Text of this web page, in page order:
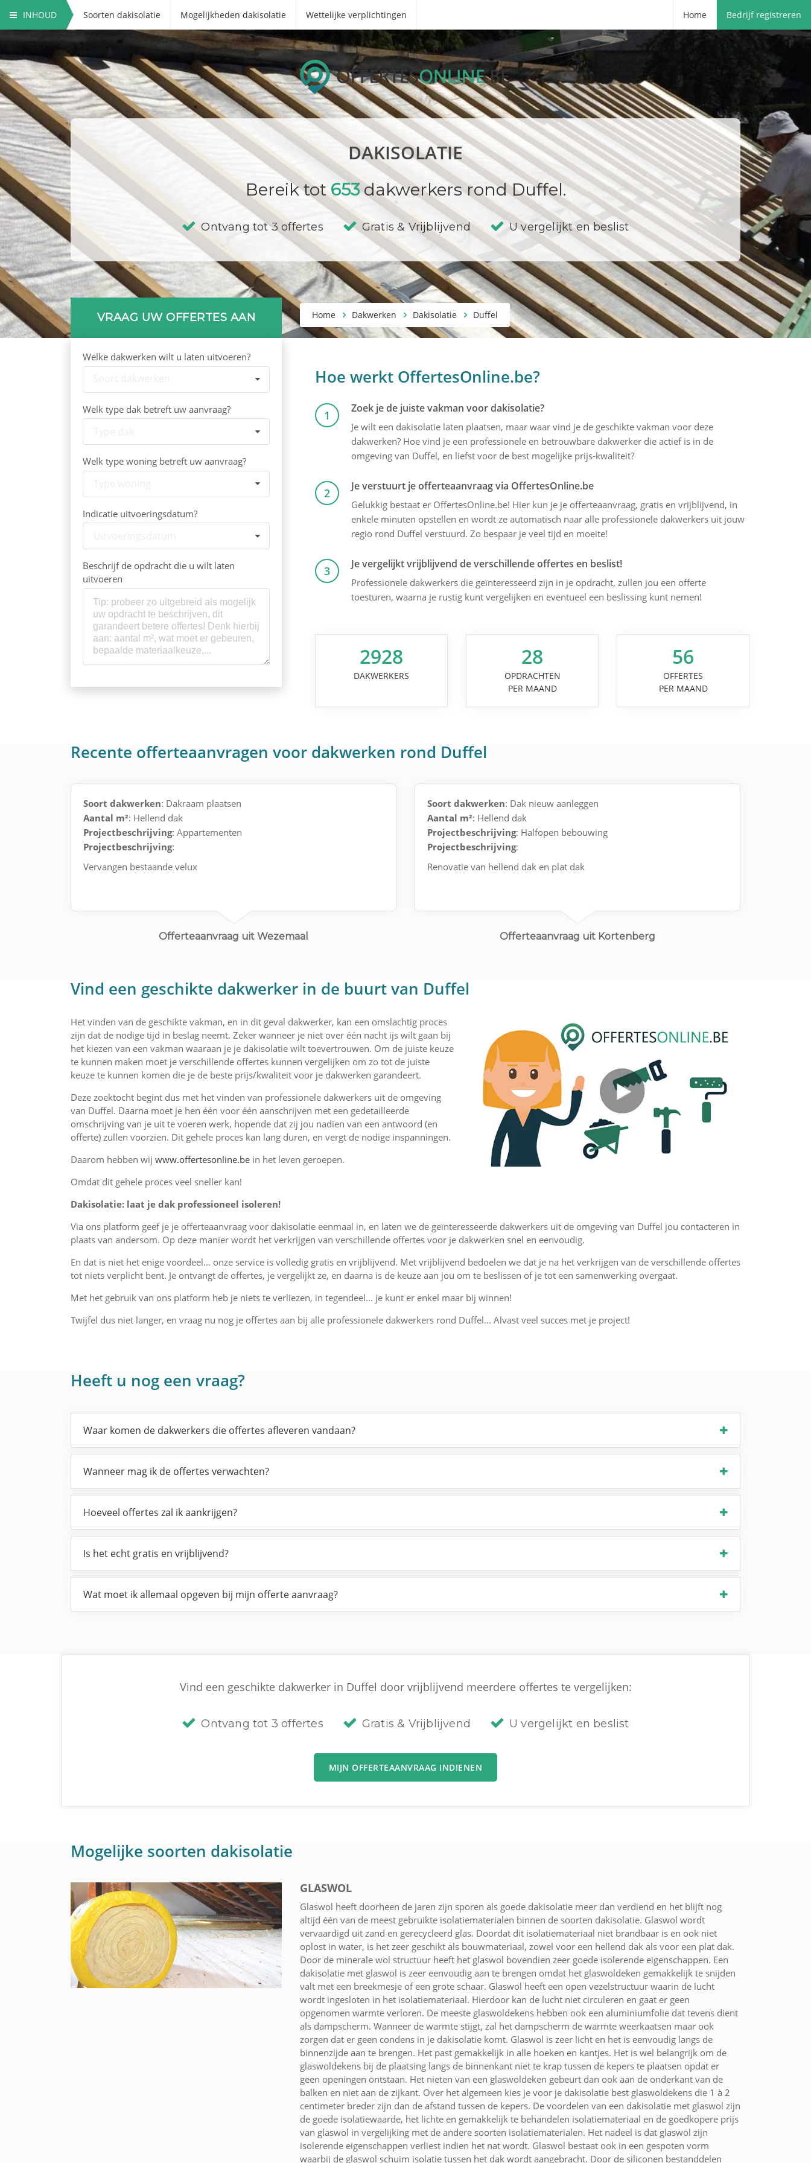
INHOUD Soorten dakisolatie Mogelijkheden dakisolatie Wettelijke verplichtingen Home Bedrijf registreren
DAKISOLATIE
Bereik tot653dakwerkers rond Duffel.
Ontvang tot 3 offertes Gratis & Vrijblijvend U vergelijkt en beslist
Home Dakwerken Dakisolatie Duffel
VRAAG UW OFFERTES AAN
Welke dakwerken wilt u laten uitvoeren?
Welk type dak betreft uw aanvraag?
Welk type woning betreft uw aanvraag?
Indicatie uitvoeringsdatum?
Beschrijf de opdracht die u wilt laten
uitvoeren
Hoe werkt OffertesOnline.be?
1 Zoek je de juiste vakman voor dakisolatie?
Je wilt een dakisolatie laten plaatsen, maar waar vind je de geschikte vakman voor deze
dakwerken? Hoe vind je een professionele en betrouwbare dakwerker die actief is in de
omgeving van Duffel, en liefst voor de best mogelijke prijs-kwaliteit?
2 Je verstuurt je offerteaanvraag via OffertesOnline.be
Gelukkig bestaat er OffertesOnline.be! Hier kun je je offerteaanvraag, gratis en vrijblijvend, in
enkele minuten opstellen en wordt ze automatisch naar alle professionele dakwerkers uit jouw
regio rond Duffel verstuurd. Zo bespaar je veel tijd en moeite!
3 Je vergelijkt vrijblijvend de verschillende offertes en beslist!
Professionele dakwerkers die geïnteresseerd zijn in je opdracht, zullen jou een offerte
toesturen, waarna je rustig kunt vergelijken en eventueel een beslissing kunt nemen!
2928
DAKWERKERS
28
OPDRACHTEN
PER MAAND
56
OFFERTES
PER MAAND
Recente offerteaanvragen voor dakwerken rond Duffel
Soort dakwerken: Dakraam plaatsen
Aantal m²: Hellend dak
Projectbeschrijving: Appartementen
Projectbeschrijving:
Vervangen bestaande velux
Offerteaanvraag uit Wezemaal
Soort dakwerken: Dak nieuw aanleggen
Aantal m²: Hellend dak
Projectbeschrijving: Halfopen bebouwing
Projectbeschrijving:
Renovatie van hellend dak en plat dak
Offerteaanvraag uit Kortenberg
Vind een geschikte dakwerker in de buurt van Duffel
Het vinden van de geschikte vakman, en in dit geval dakwerker, kan een omslachtig proces
zijn dat de nodige tijd in beslag neemt. Zeker wanneer je niet over één nacht ijs wilt gaan bij
het kiezen van een vakman waaraan je je dakisolatie wilt toevertrouwen. Om de juiste keuze
te kunnen maken moet je verschillende offertes kunnen vergelijken om zo tot de juiste
keuze te kunnen komen die je de beste prijs/kwaliteit voor je dakwerken garandeert.
Deze zoektocht begint dus met het vinden van professionele dakwerkers uit de omgeving
van Duffel. Daarna moet je hen één voor één aanschrijven met een gedetailleerde
omschrijving van je uit te voeren werk, hopende dat zij jou nadien van een antwoord (en
offerte) zullen voorzien. Dit gehele proces kan lang duren, en vergt de nodige inspanningen.
Daarom hebben wij www.offertesonline.be in het leven geroepen.
Omdat dit gehele proces veel sneller kan!
Dakisolatie: laat je dak professioneel isoleren!
Via ons platform geef je je offerteaanvraag voor dakisolatie eenmaal in, en laten we de geïnteresseerde dakwerkers uit de omgeving van Duffel jou contacteren in
plaats van andersom. Op deze manier wordt het verkrijgen van verschillende offertes voor je dakwerken snel en eenvoudig.
En dat is niet het enige voordeel... onze service is volledig gratis en vrijblijvend. Met vrijblijvend bedoelen we dat je na het verkrijgen van de verschillende offertes
tot niets verplicht bent. Je ontvangt de offertes, je vergelijkt ze, en daarna is de keuze aan jou om te beslissen of je tot een samenwerking overgaat.
Met het gebruik van ons platform heb je niets te verliezen, in tegendeel... je kunt er enkel maar bij winnen!
Twijfel dus niet langer, en vraag nu nog je offertes aan bij alle professionele dakwerkers rond Duffel... Alvast veel succes met je project!
Heeft u nog een vraag?
Waar komen de dakwerkers die offertes afleveren vandaan?
Wanneer mag ik de offertes verwachten?
Hoeveel offertes zal ik aankrijgen?
Is het echt gratis en vrijblijvend?
Wat moet ik allemaal opgeven bij mijn offerte aanvraag?
Vind een geschikte dakwerker in Duffel door vrijblijvend meerdere offertes te vergelijken:
Ontvang tot 3 offertes Gratis & Vrijblijvend U vergelijkt en beslist
MIJN OFFERTEAANVRAAG INDIENEN
Mogelijke soorten dakisolatie
GLASWOL
Glaswol heeft doorheen de jaren zijn sporen als goede dakisolatie meer dan verdiend en het blijft nog
altijd één van de meest gebruikte isolatiematerialen binnen de soorten dakisolatie. Glaswol wordt
vervaardigd uit zand en gerecycleerd glas. Doordat dit isolatiemateriaal niet brandbaar is en ook niet
oplost in water, is het zeer geschikt als bouwmateriaal, zowel voor een hellend dak als voor een plat dak.
Door de minerale wol structuur heeft het glaswol bovendien zeer goede isolerende eigenschappen. Een
dakisolatie met glaswol is zeer eenvoudig aan te brengen omdat het glaswoldeken gemakkelijk te snijden
valt met een breekmesje of een grote schaar. Glaswol heeft een open vezelstructuur waarin de lucht
wordt ingesloten in het isolatiemateriaal. Hierdoor kan de lucht niet circuleren en gaat er geen
opgenomen warmte verloren. De meeste glaswoldekens hebben ook een aluminiumfolie dat tevens dient
als dampscherm. Wanneer de warmte stijgt, zal het dampscherm de warmte weerkaatsen maar ook
zorgen dat er geen condens in je dakisolatie komt. Glaswol is zeer licht en het is eenvoudig langs de
binnenzijde aan te brengen. Het past gemakkelijk in alle hoeken en kantjes. Het is wel belangrijk om de
glaswoldekens bij de plaatsing langs de binnenkant niet te krap tussen de kepers te plaatsen opdat er
geen openingen ontstaan. Het nieten van een glaswoldeken gebeurt dan ook aan de onderkant van de
balken en niet aan de zijkant. Over het algemeen kies je voor je dakisolatie best glaswoldekens die 1 à 2
centimeter breder zijn dan de afstand tussen de kepers. De voordelen van een dakisolatie met glaswol zijn
de goede isolatiewaarde, het lichte en gemakkelijk te behandelen isolatiemateriaal en de goedkopere prijs
van glaswol in vergelijking met de andere soorten isolatiematerialen. Het nadeel is dat glaswol zijn
isolerende eigenschappen verliest indien het nat wordt. Glaswol bestaat ook in een gespoten vorm
waarbij de glaswol schuim isolatie tussen het dak wordt aangebracht. Door de siliconen bestanddelen